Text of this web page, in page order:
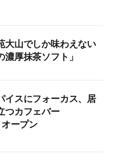
大山でしか味わえない
濃厚抹茶ソフト」
イスにフォーカス、居
つカフェバー
オープン